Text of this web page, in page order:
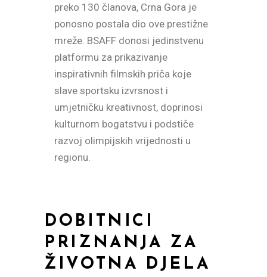
preko 130 članova, Crna Gora je
ponosno postala dio ove prestižne
mreže. BSAFF donosi jedinstvenu
platformu za prikazivanje
inspirativnih filmskih priča koje
slave sportsku izvrsnost i
umjetničku kreativnost, doprinosi
kulturnom bogatstvu i podstiče
razvoj olimpijskih vrijednosti u
regionu.
DOBITNICI
PRIZNANJA ZA
ŽIVOTNA DJELA